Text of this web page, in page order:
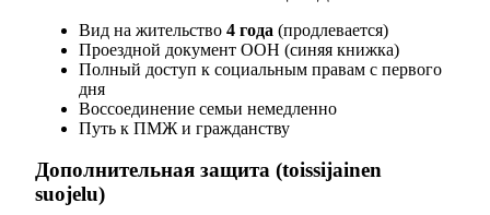
Вид на жительство 4 года (продлевается)
Проездной документ ООН (синяя книжка)
Полный доступ к социальным правам с первого
дня
Воссоединение семьи немедленно
Путь к ПМЖ и гражданству
Дополнительная защита (toissijainen
suojelu)